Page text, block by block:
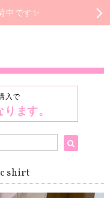
中です✨
入で
ます。
shirt